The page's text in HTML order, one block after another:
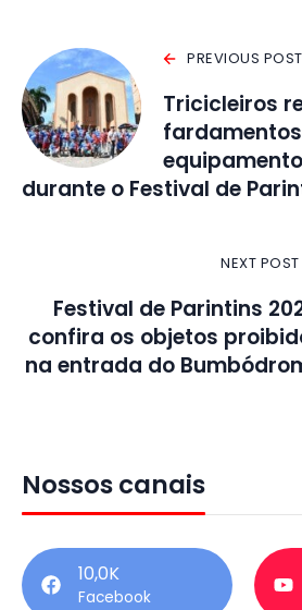
PREVIOUS POST
Tricicleiros
durante o Festival de
NEXT POST
Festival de Parintins
confira os objetos
na entrada do
Nossos canais
10,0K
Facebook